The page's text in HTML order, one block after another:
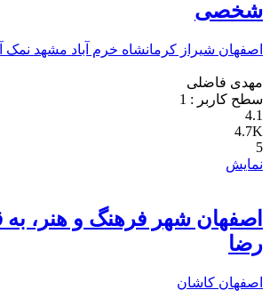
شخصی
اصفهان شیراز کرمانشاه خرم آباد مشهد نمک
مهدی فاضلی
سطح کاربر : 1
4.1
4.7K
5
نمایش
اصفهان شهر فرهنگ و هنر،
رضا
اصفهان کاشان